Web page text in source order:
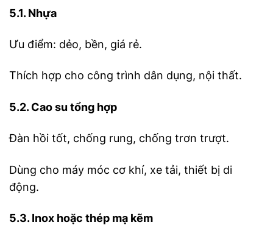
5.1. Nhựa
Ưu điểm: dẻo, bền, giá rẻ.
Thích hợp cho công trình dân dụng, nội thất.
5.2. Cao su tổng hợp
Đàn hồi tốt, chống rung, chống trơn trượt.
Dùng cho máy móc cơ khí, xe tải, thiết bị di
động.
5.3. Inox hoặc thép mạ kẽm